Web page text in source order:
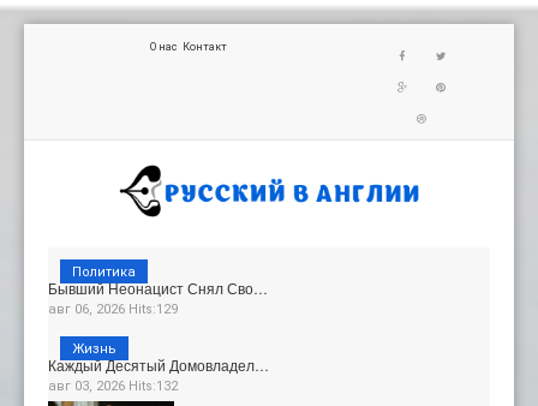
О нас Контакт
Бывший Неонацист Снял Сво…
авг 06, 2026 Hits:129
Политика
Каждый Десятый Домовладел…
авг 03, 2026 Hits:132
Жизнь